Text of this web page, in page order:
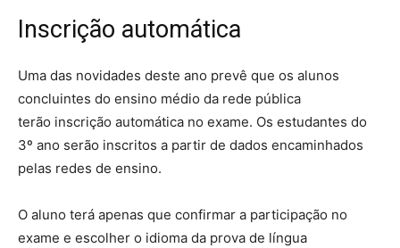
Inscrição automática
Uma das novidades deste ano prevê que os alunos
concluintes do ensino médio da rede pública
terão inscrição automática no exame. Os estudantes do
3º ano serão inscritos a partir de dados encaminhados
pelas redes de ensino.
O aluno terá apenas que confirmar a participação no
exame e escolher o idioma da prova de língua